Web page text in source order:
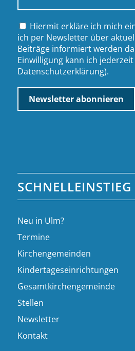
Hiermit erkläre ich mich
ich per Newsletter über
Beiträge informiert werden
Einwilligung kann ich
Datenschutzerklärung).
SCHNELLEINSTIEG
Neu in Ulm?
Termine
Kirchengemeinden
Kindertageseinrichtungen
Gesamtkirchengemeinde
Stellen
Newsletter
Kontakt